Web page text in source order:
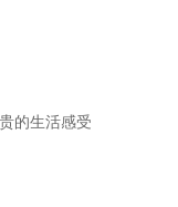
的生活感受